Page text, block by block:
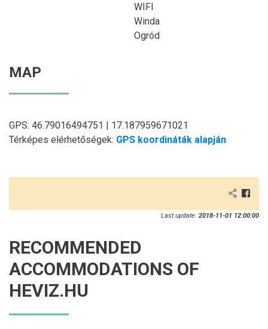
WIFI
Winda
Ogród
MAP
GPS: 46.79016494751 | 17.187959671021
Térképes elérhetőségek: GPS koordináták alapján
Last update: 2018-11-01 12:00:00
RECOMMENDED
ACCOMMODATIONS OF
HEVIZ.HU